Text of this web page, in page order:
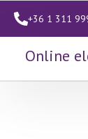
+36 1 311
Online